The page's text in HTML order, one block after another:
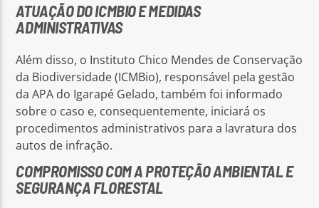
ATUAÇÃO DO ICMBIO E MEDIDAS
ADMINISTRATIVAS
Além disso, o Instituto Chico Mendes de Conservação
da Biodiversidade (ICMBio), responsável pela gestão
da APA do Igarapé Gelado, também foi informado
sobre o caso e, consequentemente, iniciará os
procedimentos administrativos para a lavratura dos
autos de infração.
COMPROMISSO COM A PROTEÇÃO AMBIENTAL E
SEGURANÇA FLORESTAL